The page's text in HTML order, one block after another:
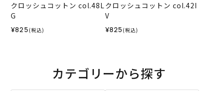
クロッシュコットン col.48L
G
¥825 (税込)
クロッシュコットン col.42I
V
¥825 (税込)
カテゴリーから探す